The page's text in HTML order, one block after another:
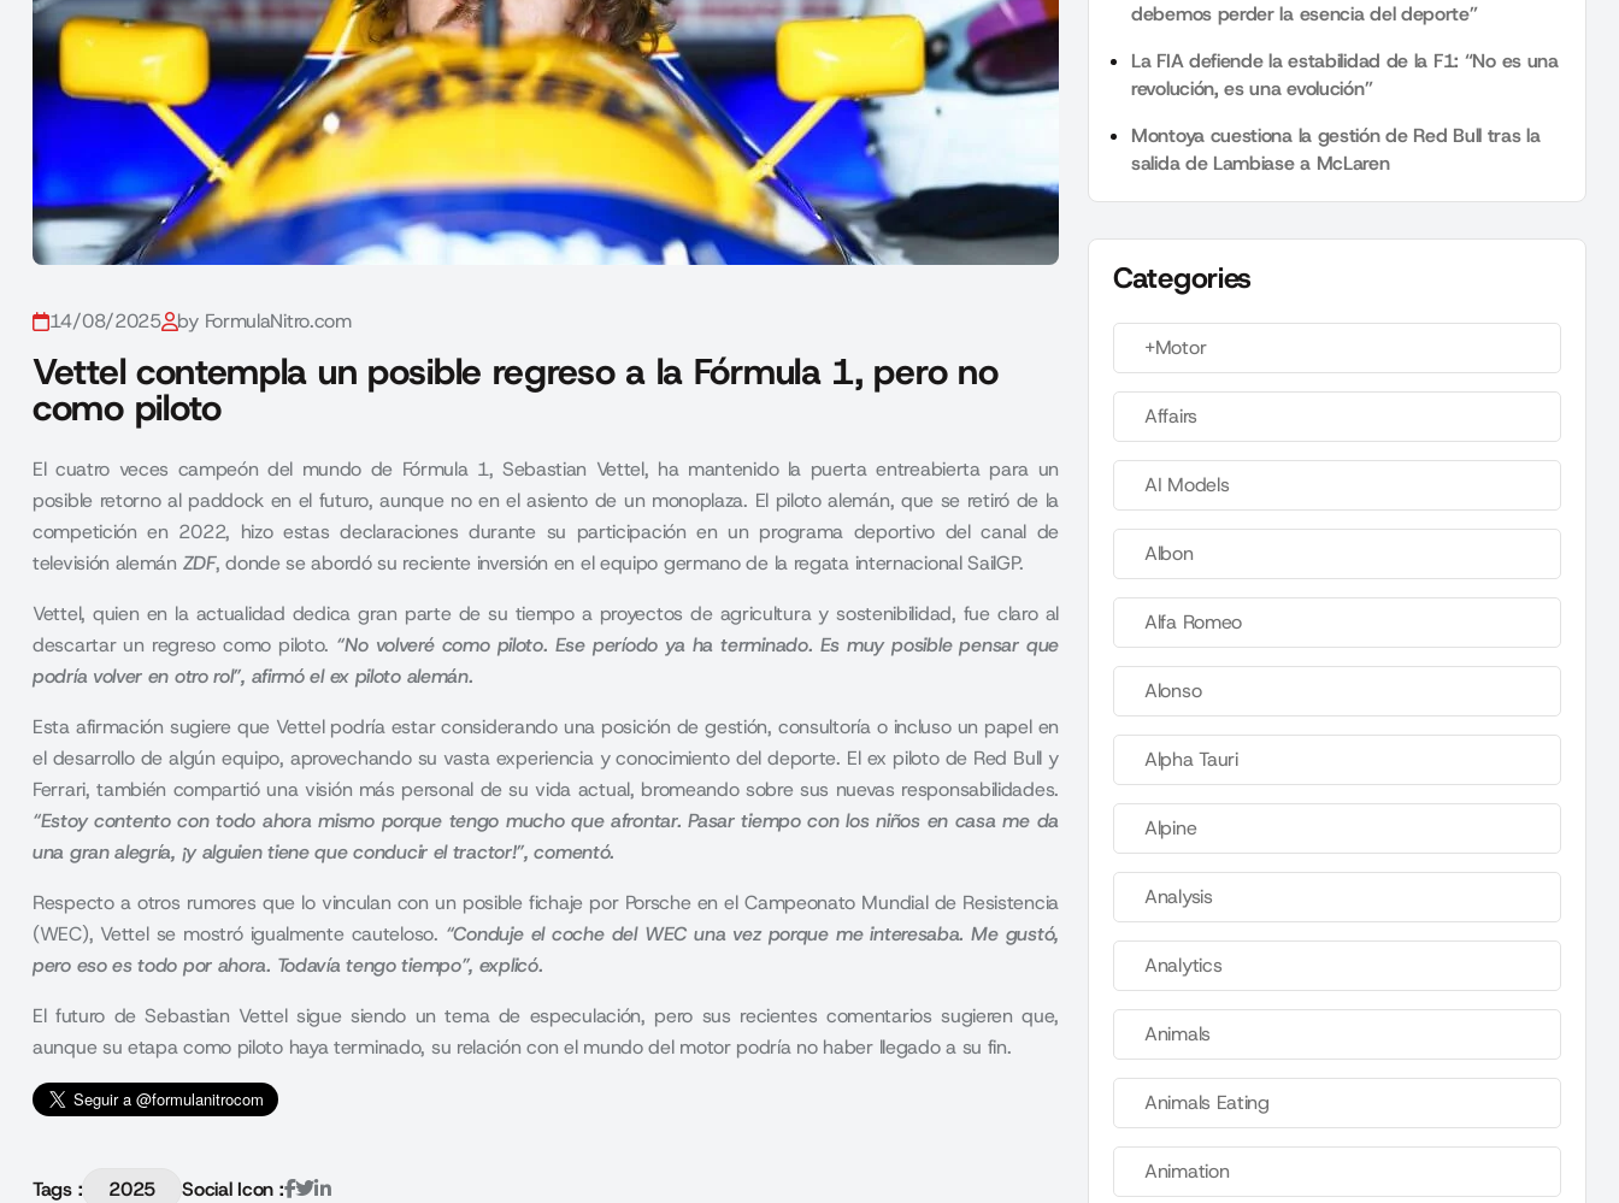
14/08/2025 by FormulaNitro.com
Vettel contempla un posible regreso a la Fórmula 1, pero no
como piloto
El cuatro veces campeón del mundo de Fórmula 1, Sebastian Vettel, ha mantenido la puerta entreabierta para un
posible retorno al paddock en el futuro, aunque no en el asiento de un monoplaza. El piloto alemán, que se retiró de la
competición en 2022, hizo estas declaraciones durante su participación en un programa deportivo del canal de
televisión alemán ZDF, donde se abordó su reciente inversión en el equipo germano de la regata internacional SailGP.
Vettel, quien en la actualidad dedica gran parte de su tiempo a proyectos de agricultura y sostenibilidad, fue claro al
descartar un regreso como piloto. “No volveré como piloto. Ese período ya ha terminado. Es muy posible pensar que
podría volver en otro rol”, afirmó el ex piloto alemán.
Esta afirmación sugiere que Vettel podría estar considerando una posición de gestión, consultoría o incluso un papel en
el desarrollo de algún equipo, aprovechando su vasta experiencia y conocimiento del deporte. El ex piloto de Red Bull y
Ferrari, también compartió una visión más personal de su vida actual, bromeando sobre sus nuevas responsabilidades.
“Estoy contento con todo ahora mismo porque tengo mucho que afrontar. Pasar tiempo con los niños en casa me da
una gran alegría, ¡y alguien tiene que conducir el tractor!”, comentó.
Respecto a otros rumores que lo vinculan con un posible fichaje por Porsche en el Campeonato Mundial de Resistencia
(WEC), Vettel se mostró igualmente cauteloso. “Conduje el coche del WEC una vez porque me interesaba. Me gustó,
pero eso es todo por ahora. Todavía tengo tiempo”, explicó.
El futuro de Sebastian Vettel sigue siendo un tema de especulación, pero sus recientes comentarios sugieren que,
aunque su etapa como piloto haya terminado, su relación con el mundo del motor podría no haber llegado a su fin.
Tags : 2025 Social Icon :
debemos perder la esencia del deporte”
La FIA defiende la estabilidad de la F1: “No es una
revolución, es una evolución”
Montoya cuestiona la gestión de Red Bull tras la
salida de Lambiase a McLaren
Categories
+Motor
Affairs
AI Models
Albon
Alfa Romeo
Alonso
Alpha Tauri
Alpine
Analysis
Analytics
Animals
Animals Eating
Animation